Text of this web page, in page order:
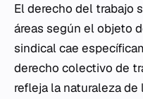
El derecho del trabajo
áreas según el objeto
sindical cae
derecho colectivo de
refleja la naturaleza